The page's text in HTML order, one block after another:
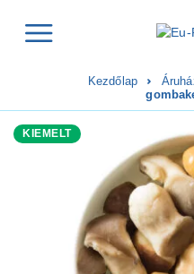
Kezdőlap
KIEMELT